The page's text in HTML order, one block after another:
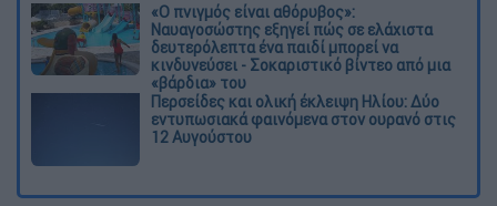
«Ο πνιγμός είναι αθόρυβος»:
Ναυαγοσώστης εξηγεί πώς σε ελάχιστα
δευτερόλεπτα ένα παιδί μπορεί να
κινδυνεύσει - Σοκαριστικό βίντεο από μια
«βάρδια» του
Περσείδες και ολική έκλειψη Ηλίου: Δύο
εντυπωσιακά φαινόμενα στον ουρανό στις
12 Αυγούστου